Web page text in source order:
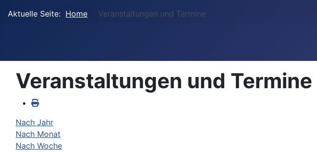
Aktuelle Seite: Home Veranstaltungen und Termine
Veranstaltungen und Termine
Nach Jahr
Nach Monat
Nach Woche